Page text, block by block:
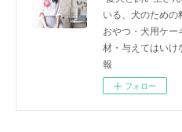
いる、犬のため
おやつ・犬用ケ
材・与えてはいけ
報
フォロー